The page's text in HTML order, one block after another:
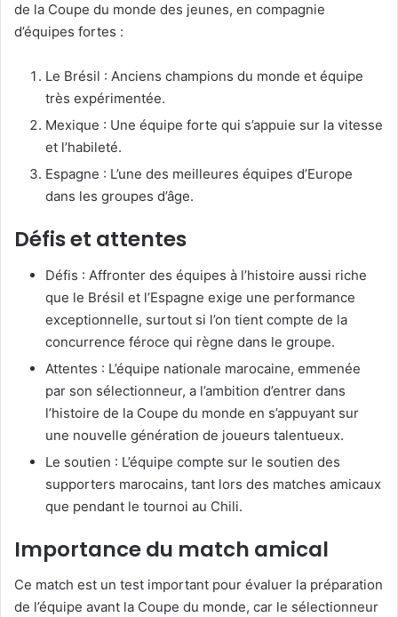
de la Coupe du monde des jeunes, en compagnie
d’équipes fortes :
Le Brésil : Anciens champions du monde et équipe
très expérimentée.
Mexique : Une équipe forte qui s’appuie sur la vitesse
et l’habileté.
Espagne : L’une des meilleures équipes d’Europe
dans les groupes d’âge.
Défis et attentes
Défis : Affronter des équipes à l’histoire aussi riche
que le Brésil et l’Espagne exige une performance
exceptionnelle, surtout si l’on tient compte de la
concurrence féroce qui règne dans le groupe.
Attentes : L’équipe nationale marocaine, emmenée
par son sélectionneur, a l’ambition d’entrer dans
l’histoire de la Coupe du monde en s’appuyant sur
une nouvelle génération de joueurs talentueux.
Le soutien : L’équipe compte sur le soutien des
supporters marocains, tant lors des matches amicaux
que pendant le tournoi au Chili.
Importance du match amical
Ce match est un test important pour évaluer la préparation
de l’équipe avant la Coupe du monde, car le sélectionneur